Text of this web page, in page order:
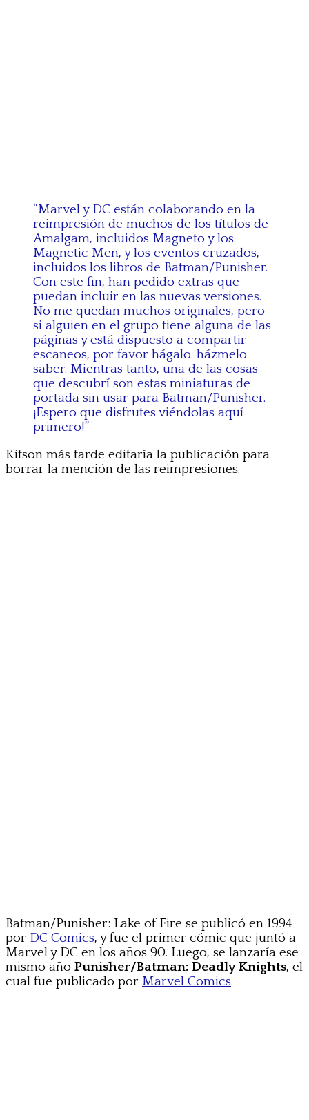
“Marvel y DC están colaborando en la
reimpresión de muchos de los títulos de
Amalgam, incluidos Magneto y los
Magnetic Men, y los eventos cruzados,
incluidos los libros de Batman/Punisher.
Con este fin, han pedido extras que
puedan incluir en las nuevas versiones.
No me quedan muchos originales, pero
si alguien en el grupo tiene alguna de las
páginas y está dispuesto a compartir
escaneos, por favor hágalo. házmelo
saber. Mientras tanto, una de las cosas
que descubrí son estas miniaturas de
portada sin usar para Batman/Punisher.
¡Espero que disfrutes viéndolas aquí
primero!”
Kitson más tarde editaría la publicación para
borrar la mención de las reimpresiones.
Batman/Punisher: Lake of Fire se publicó en 1994
por DC Comics, y fue el primer cómic que juntó a
Marvel y DC en los años 90. Luego, se lanzaría ese
mismo año Punisher/Batman: Deadly Knights, el
cual fue publicado por Marvel Comics.